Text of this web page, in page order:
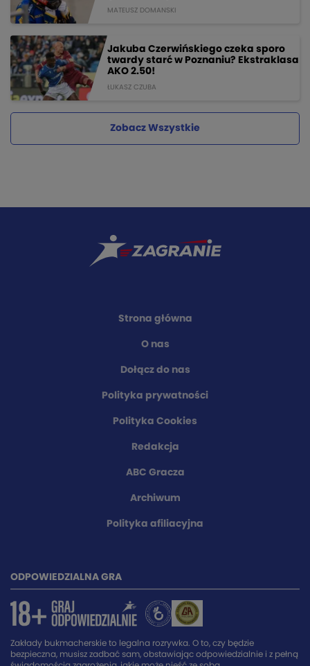
MATEUSZ DOMANSKI
Jakuba Czerwińskiego czeka sporo
twardy starć w Poznaniu? Ekstraklasa
AKO 2.50!
ŁUKASZ CZUBA
Zobacz Wszystkie
Strona główna
O nas
Dołącz do nas
Polityka prywatności
Polityka Cookies
Redakcja
ABC Gracza
Archiwum
Polityka afiliacyjna
ODPOWIEDZIALNA GRA
Zakłady bukmacherskie to legalna rozrywka. O to, czy będzie
bezpieczna, musisz zadbać sam, obstawiając odpowiedzialnie i z pełną